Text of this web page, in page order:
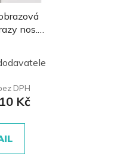
nos.
DPH
Kč